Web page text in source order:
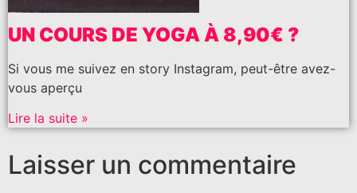
UN COURS DE YOGA À 8,90€ ?
Si vous me suivez en story Instagram, peut-être avez-
vous aperçu
Lire la suite »
Laisser un commentaire